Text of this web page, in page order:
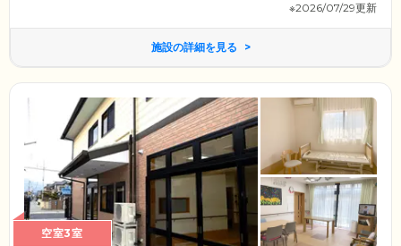
※2026/07/29更新
施設の詳細を見る
空室3室